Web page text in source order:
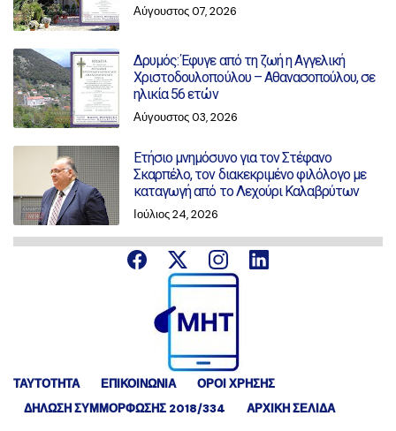
Αύγουστος 07, 2026
Δρυμός: Έφυγε από τη ζωή η Αγγελική
Χριστοδουλοπούλου – Αθανασοπούλου, σε
ηλικία 56 ετών
Αύγουστος 03, 2026
Ετήσιο μνημόσυνο για τον Στέφανο
Σκαρπέλο, τον διακεκριμένο φιλόλογο με
καταγωγή από το Λεχούρι Καλαβρύτων
Ιούλιος 24, 2026
ΤΑΥΤΟΤΗΤΑ ΕΠΙΚΟΙΝΩΝΙΑ
ΟΡΟΙ ΧΡΗΣΗΣ
ΔΉΛΩΣΗ ΣΥΜΜΌΡΦΩΣΗΣ 2018/334
ΑΡΧΙΚΗ ΣΕΛΙΔΑ